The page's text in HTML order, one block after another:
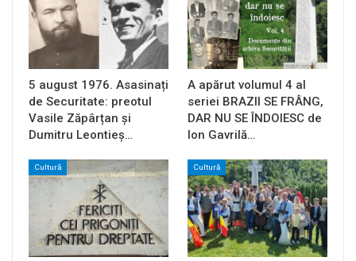
5 august 1976. Asasinați
de Securitate: preotul
Vasile Zăpârțan și
Dumitru Leontieș…
A apărut volumul 4 al
seriei BRAZII SE FRÂNG,
DAR NU SE ÎNDOIESC de
Ion Gavrilă…
Cultură Cultură